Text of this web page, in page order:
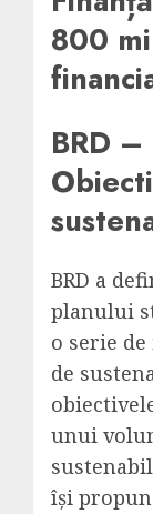
800
BRD
BRD a
planului
o serie
de
unui
își